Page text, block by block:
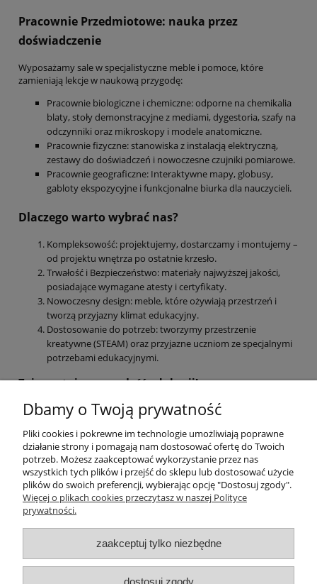
Pracownie Przedmiotowe: nauka przez
doświadczenie
Wyposażamy sale w specjalistyczne meble i pomoce, które
zamieniają lekcje w naukową przygodę:
Pracownie biologiczne i chemiczne: odporne na chemikalia
blaty, stoły demonstracyjne z mediami, dygestoria, szafy na
odczynniki oraz mikroskopy i modele anatomiczne.
Pracownie fizyczne: stanowiska z instalacją elektryczną,
zestawy do doświadczeń i nowoczesne czujniki pomiarowe.
Pracownie geograficzne: Interaktywne mapy, globusy,
gabloty ekspozycyjne i funkcjonalne biurka dla nauczycieli.
Dlaczego warto wybrać nas?
Kompleksowość: projektujemy, dostarczamy i montujemy –
od projektu wnętrza po ostatnie krzesło.
Trwałość i Bezpieczeństwo: materiały najwyższej jakości,
posiadające wymagane atesty i certyfikaty.
Nowoczesny design: meble, które ożywiają przestrzeń i
tworzą przyjazny klimat edukacyjny.
Dostosowanie do potrzeb: tworzymy przestrzenie
kreatywne (STEAM) oraz przyjazne uczniom ze specjalnymi
potrzebami edukacyjnymi.
Zainwestuj w przyszłość edukacji!
Spraw, aby Twoja szkoła była miejscem, do którego
uczniowie wchodzą z ciekawością.
Stwórzmy razem przestrzeń, która uczy, inspiruje i
rozwija skrzydła.
Informacje
Meble szkolne
Pomoce dydaktyczne
Dbamy o Twoją prywatność
Pliki cookies i pokrewne im technologie umożliwiają poprawne
działanie strony i pomagają nam dostosować ofertę do Twoich
potrzeb. Możesz zaakceptować wykorzystanie przez nas
wszystkich tych plików i przejść do sklepu lub dostosować użycie
plików do swoich preferencji, wybierając opcję "Dostosuj zgody".
Więcej o plikach cookies przeczytasz w naszej Polityce
prywatności.
zaakceptuj tylko niezbędne
dostosuj zgody